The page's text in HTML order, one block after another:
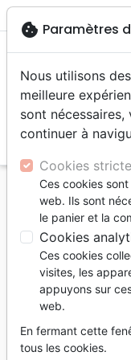
menu
Accueil Auteurs
Pascal
Liste des
Pâques
cookie Paramètres
Nous utilisons
meilleure
sont
continuer à
Cookies
Ces cookies
web. Ils sont
le panier et la
Cookies
Ces cookies
visites, les
appuyons sur
web.
En fermant cette
tous les cookies.